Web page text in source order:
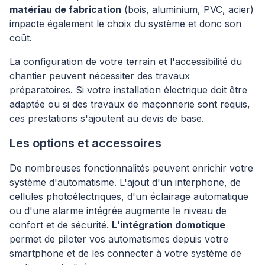
matériau de fabrication (bois, aluminium, PVC, acier)
impacte également le choix du système et donc son
coût.
La configuration de votre terrain et l'accessibilité du
chantier peuvent nécessiter des travaux
préparatoires. Si votre installation électrique doit être
adaptée ou si des travaux de maçonnerie sont requis,
ces prestations s'ajoutent au devis de base.
Les options et accessoires
De nombreuses fonctionnalités peuvent enrichir votre
système d'automatisme. L'ajout d'un interphone, de
cellules photoélectriques, d'un éclairage automatique
ou d'une alarme intégrée augmente le niveau de
confort et de sécurité. L'intégration domotique
permet de piloter vos automatismes depuis votre
smartphone et de les connecter à votre système de